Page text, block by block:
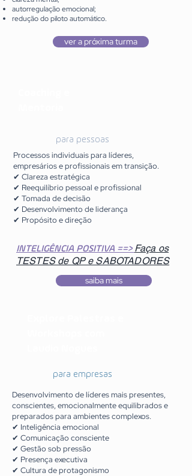
autorregulação emocional;
redução do piloto automático.
ver a próxima turma
para pessoas
Processos individuais para líderes,
empresários e profissionais em transição.
✔ Clareza estratégica
✔ Reequilíbrio pessoal e profissional
✔ Tomada de decisão
✔ Desenvolvimento de liderança
✔ Propósito e direção
INTELIGÊNCIA POSITIVA ==>Faça os
TESTES de QP e SABOTADORES
saiba mais
para empresas
Desenvolvimento de líderes mais presentes,
conscientes, emocionalmente equilibrados e
preparados para ambientes complexos.
✔ Inteligência emocional
✔ Comunicação consciente
✔ Gestão sob pressão
✔ Presença executiva
✔ Cultura de protagonismo